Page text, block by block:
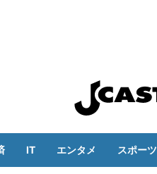
IT エンタメ スポーツ